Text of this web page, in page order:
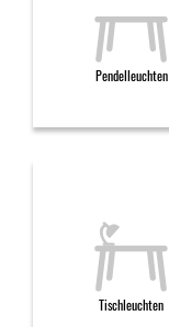
Pendelleuchten
Tischleuchten